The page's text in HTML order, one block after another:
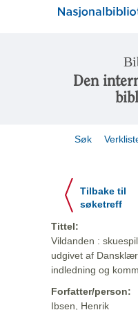
Den
Søk
Tilbake til
søketreff
Tittel:
Vildanden :
udgivet af
indledning og
Forfatter/person:
Ibsen, Henrik